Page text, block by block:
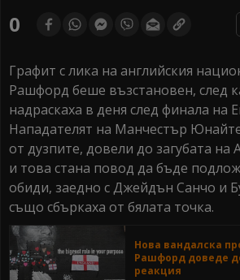
of0
Графит с лика на английския
Рашфорд беше възстановен, след
надраскаха в деня след финала на
Нападателят на Манчестър
от дузпите, довели до загубата на
и това стана повод да бъде
обиди, заедно с Джейдън Санчо и
също сбъркаха от бялата точка.
Нова вандалска
Рашфорд доведе
реакция